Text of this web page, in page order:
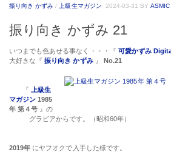
振り向き かずみ / 上級生マガジン 2024-03-31 BYASMIC
振り向き かずみ 21
いつまでも色あせる事なく・・・『 可愛かずみ
大好きな『振り向き かずみ』 No.21
『
上級生
マガジン 1985
年 第４号 』の
グラビアからです。（昭和60年）
2019年 にヤフオクで入手した様です。